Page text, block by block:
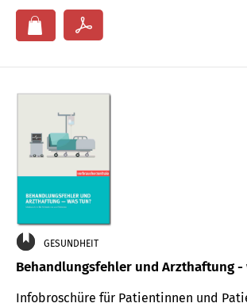
GESUNDHEIT
Behandlungsfehler und Arzthaftung -
Infobroschüre für Patientinnen und